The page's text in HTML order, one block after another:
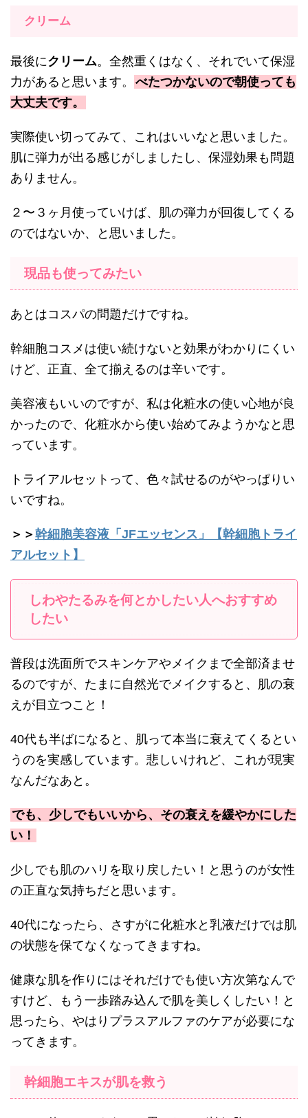
クリーム
最後にクリーム。全然重くはなく、それでいて保湿
力があると思います。 べたつかないので朝使っても
大丈夫です。
実際使い切ってみて、これはいいなと思いました。
肌に弾力が出る感じがしましたし、保湿効果も問題
ありません。
２〜３ヶ月使っていけば、肌の弾力が回復してくる
のではないか、と思いました。
現品も使ってみたい
あとはコスパの問題だけですね。
幹細胞コスメは使い続けないと効果がわかりにくい
けど、正直、全て揃えるのは辛いです。
美容液もいいのですが、私は化粧水の使い心地が良
かったので、化粧水から使い始めてみようかなと思
っています。
トライアルセットって、色々試せるのがやっぱりい
いですね。
＞＞幹細胞美容液「JFエッセンス」【幹細胞トライ
アルセット】
しわやたるみを何とかしたい人へおすすめ
したい
普段は洗面所でスキンケアやメイクまで全部済ませ
るのですが、たまに自然光でメイクすると、肌の衰
えが目立つこと！
40代も半ばになると、肌って本当に衰えてくるとい
うのを実感しています。悲しいけれど、これが現実
なんだなあと。
でも、少しでもいいから、その衰えを緩やかにした
い！
少しでも肌のハリを取り戻したい！と思うのが女性
の正直な気持ちだと思います。
40代になったら、さすがに化粧水と乳液だけでは肌
の状態を保てなくなってきますね。
健康な肌を作りにはそれだけでも使い方次第なんで
すけど、もう一歩踏み込んで肌を美しくしたい！と
思ったら、やはりプラスアルファのケアが必要にな
ってきます。
幹細胞エキスが肌を救う